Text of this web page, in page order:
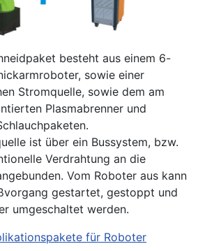
besteht aus einem 6-
sowie einer
Stromquelle, sowie dem am
Plasmabrenner und
ist über ein Bussystem, bzw.
Verdrahtung an die
Vom Roboter aus kann
gestartet, gestoppt und
umgeschaltet werden.
für Roboter